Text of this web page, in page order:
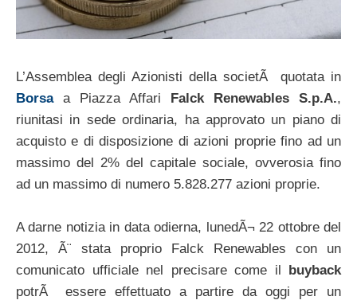
L’Assemblea degli Azionisti della societÃ quotata in
Borsaa Piazza Affari Falck Renewables S.p.A.,
riunitasi in sede ordinaria, ha approvato un piano di
acquisto e di disposizione di azioni proprie fino ad un
massimo del 2% del capitale sociale, ovverosia fino
ad un massimo di numero 5.828.277 azioni proprie.
A darne notizia in data odierna, lunedÃ¬ 22 ottobre del
2012, Ã¨ stata proprio Falck Renewables con un
comunicato ufficiale nel precisare come il buyback
potrÃ essere effettuato a partire da oggi per un